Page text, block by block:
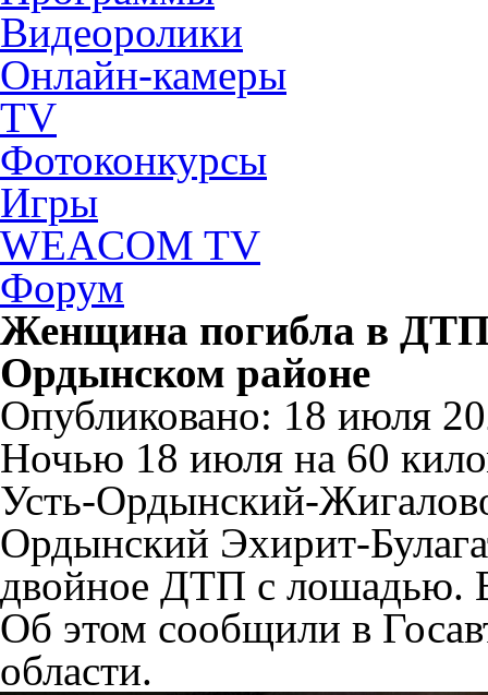
Видеоролики
Онлайн-камеры
TV
Фотоконкурсы
Игры
WEACOM TV
Форум
Женщина погибла в
Ордынском районе
Опубликовано: 18 июля
Ночью 18 июля на 60
Усть-Ордынский-
Ордынский Эхирит-
двойное ДТП с лошадью.
Об этом сообщили в
области.